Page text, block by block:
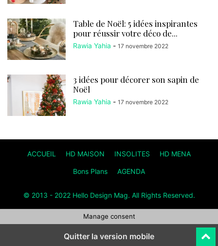
Table de Noël: 5 idées inspirantes
pour réussir votre déco de...
Rawia Yahia - 17 novembre 2022
3 idées pour décorer son sapin de
Noël
Rawia Yahia - 17 novembre 2022
ACCUEIL HD MAISON INSOLITES HD MENA
Bons Plans AGENDA
© 2013 - 2022 Hello Design Mag. All Rights Reserved.
Manage consent
Quitter la version mobile